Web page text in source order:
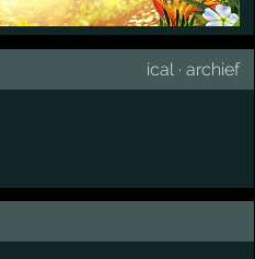
ical ·archief